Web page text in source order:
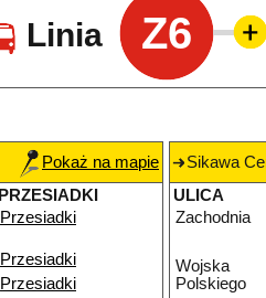
Linia Z6
Pokaż na mapie
PRZESIADKI
Przesiadki
Przesiadki
Przesiadki
Sikawa
ULICA
Zachodnia
Wojska
Polskiego